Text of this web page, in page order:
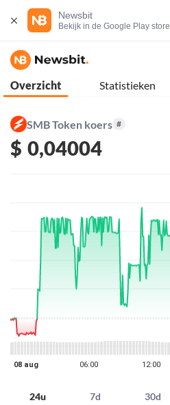
Newsbit
Bekijk in de Google Play store
Overzicht Statistieken
SMB Token koers #
$ 0,04004
24u 7d 30d